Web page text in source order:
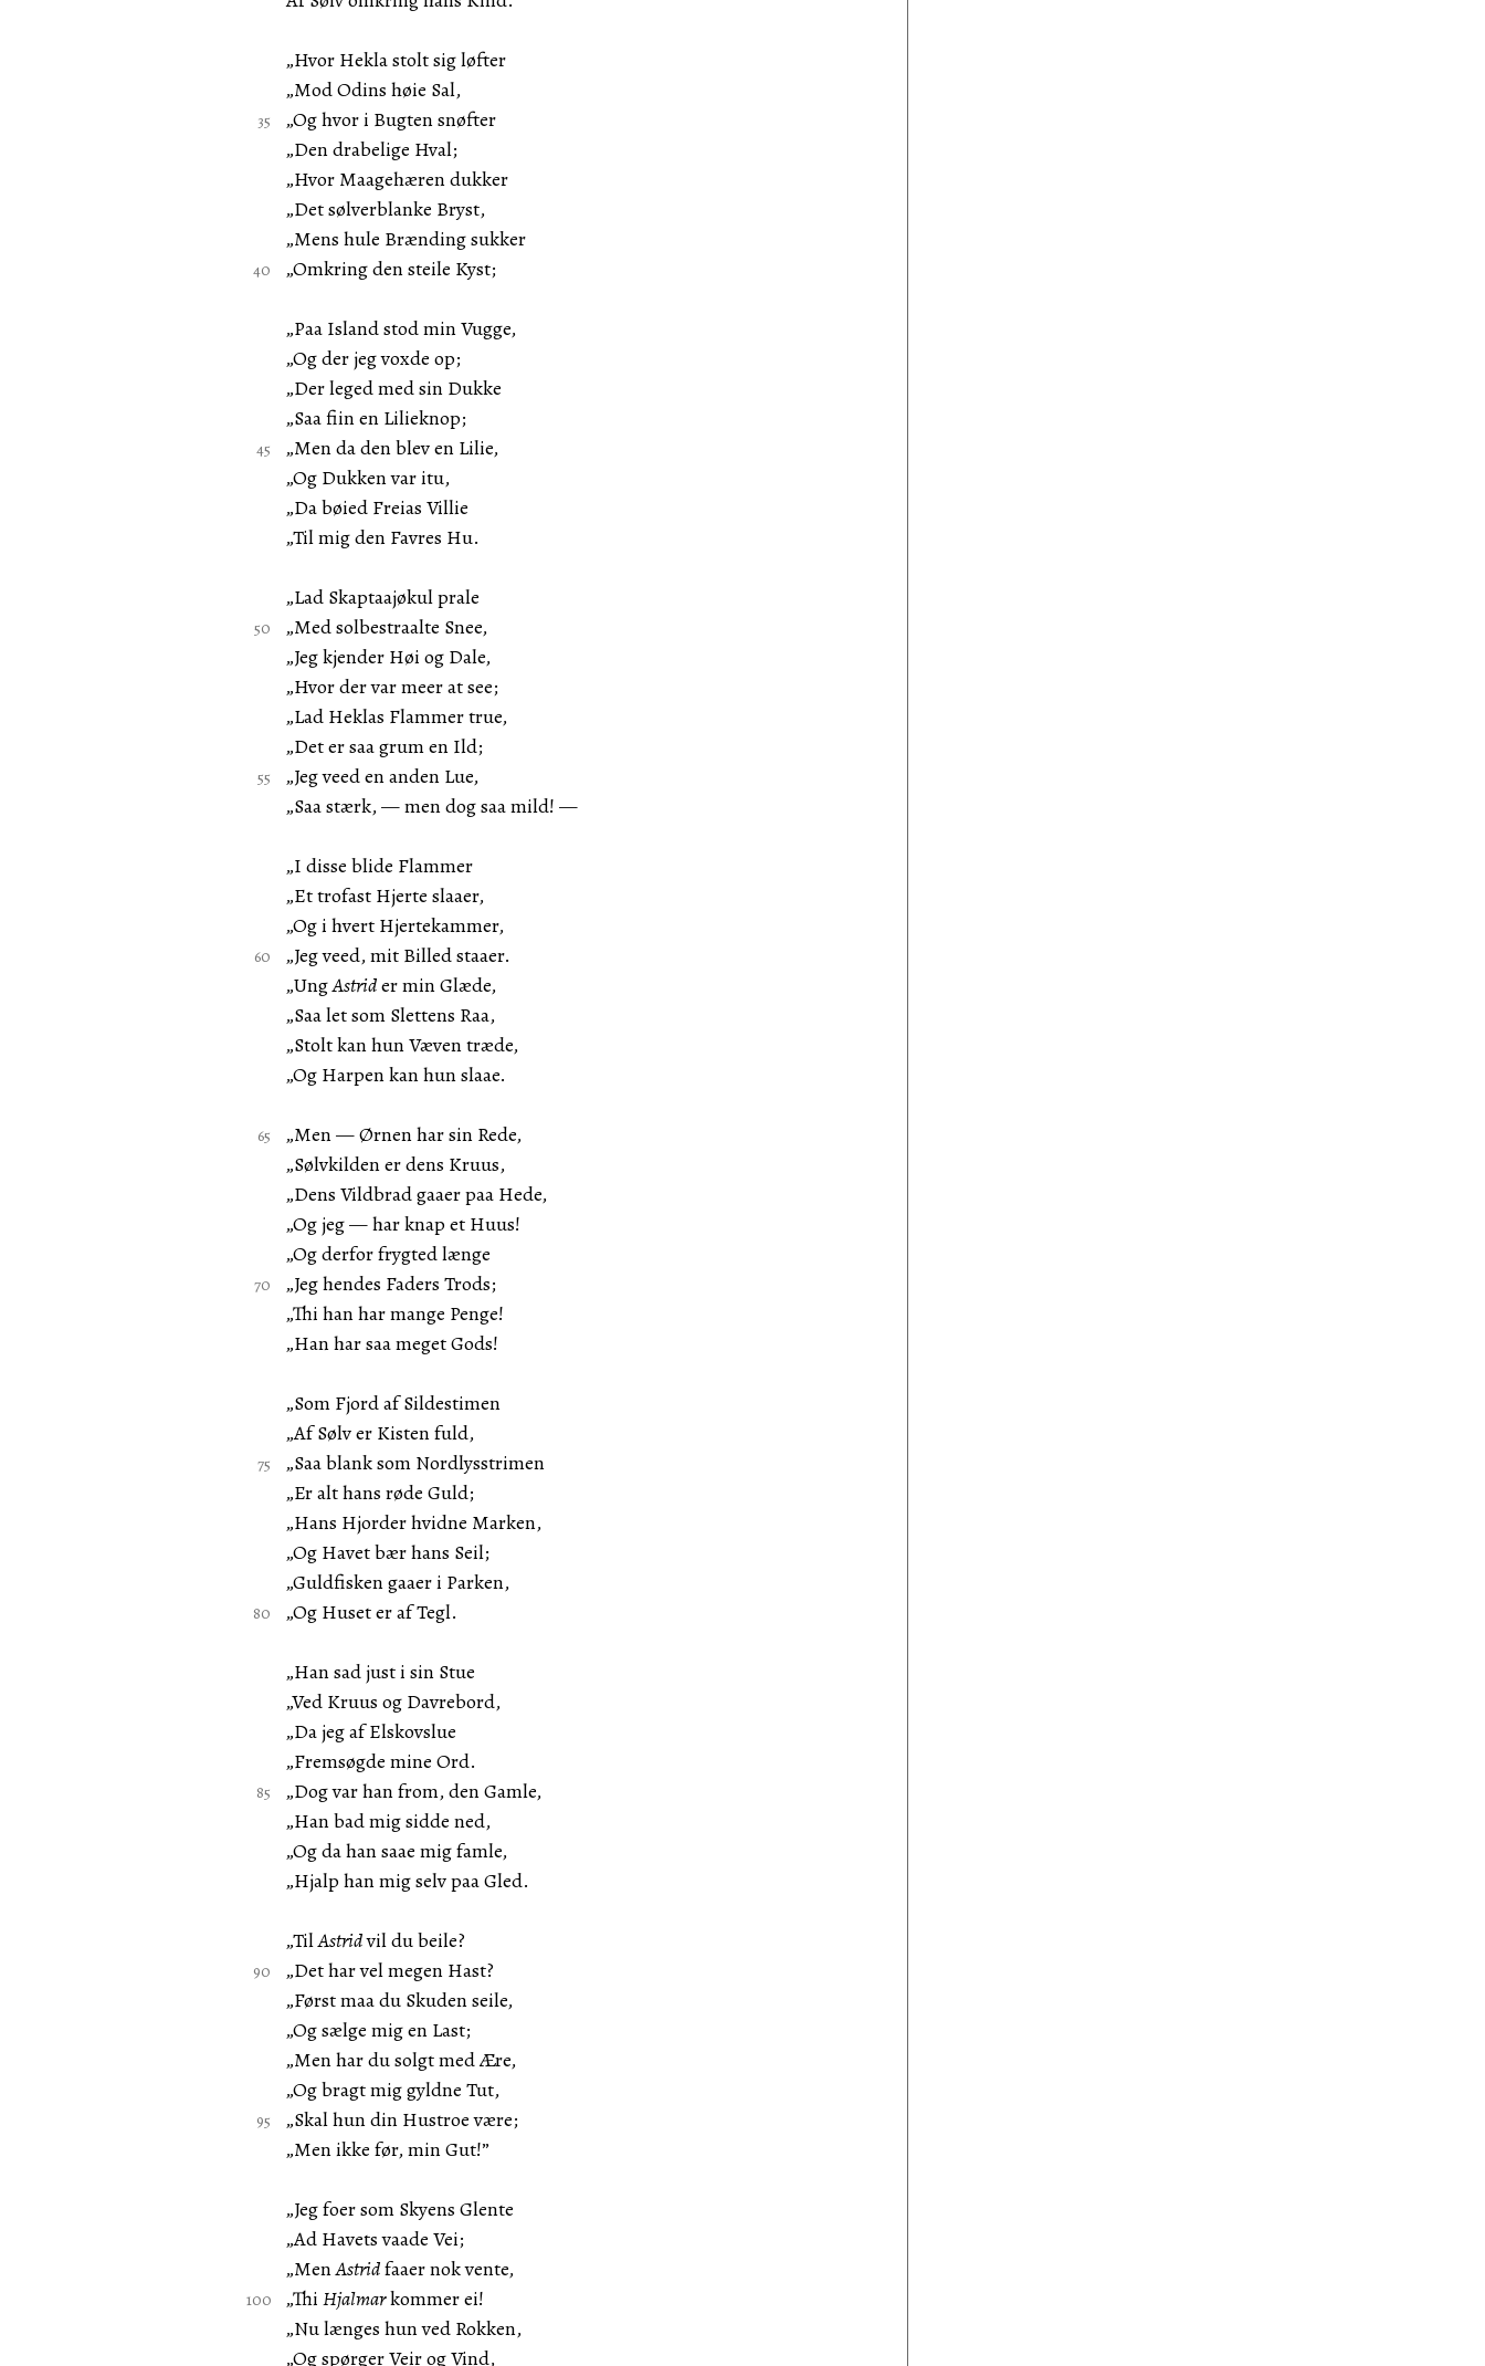
„Hvor Hekla stolt sig løfter
„Mod Odins høie Sal,
„Og hvor i Bugten snøfter
„Den drabelige Hval;
„Hvor Maagehæren dukker
„Det sølverblanke Bryst,
„Mens hule Brænding sukker
„Omkring den steile Kyst;
„Paa Island stod min Vugge,
„Og der jeg voxde op;
„Der leged med sin Dukke
„Saa fiin en Lilieknop;
„Men da den blev en Lilie,
„Og Dukken var itu,
„Da bøied Freias Villie
„Til mig den Favres Hu.
„Lad Skaptaajøkul prale
„Med solbestraalte Snee,
„Jeg kjender Høi og Dale,
„Hvor der var meer at see;
„Lad Heklas Flammer true,
„Det er saa grum en Ild;
„Jeg veed en anden Lue,
„Saa stærk, — men dog saa mild! —
„I disse blide Flammer
„Et trofast Hjerte slaaer,
„Og i hvert Hjertekammer,
„Jeg veed, mit Billed staaer.
„UngAstrider min Glæde,
„Saa let som Slettens Raa,
„Stolt kan hun Væven træde,
„Og Harpen kan hun slaae.
„Men — Ørnen har sin Rede,
„Sølvkilden er dens Kruus,
„Dens Vildbrad gaaer paa Hede,
„Og jeg — har knap et Huus!
„Og derfor frygted længe
„Jeg hendes Faders Trods;
„Thi han har mange Penge!
„Han har saa meget Gods!
„Som Fjord af Sildestimen
„Af Sølv er Kisten fuld,
„Saa blank som Nordlysstrimen
„Er alt hans røde Guld;
„Hans Hjorder hvidne Marken,
„Og Havet bær hans Seil;
„Guldfisken gaaer i Parken,
„Og Huset er af Tegl.
„Han sad just i sin Stue
„Ved Kruus og Davrebord,
„Da jeg af Elskovslue
„Fremsøgde mine Ord.
„Dog var han from, den Gamle,
„Han bad mig sidde ned,
„Og da han saae mig famle,
„Hjalp han mig selv paa Gled.
„TilAstridvil du beile?
„Det har vel megen Hast?
„Først maa du Skuden seile,
„Og sælge mig en Last;
„Men har du solgt med Ære,
„Og bragt mig gyldne Tut,
„Skal hun din Hustroe være;
„Men ikke før, min Gut!”
„Jeg foer som Skyens Glente
„Ad Havets vaade Vei;
„MenAstridfaaer nok vente,
„Thi Hjalmarkommer ei!
„Nu længes hun ved Rokken,
„Og spørger Veir og Vind,